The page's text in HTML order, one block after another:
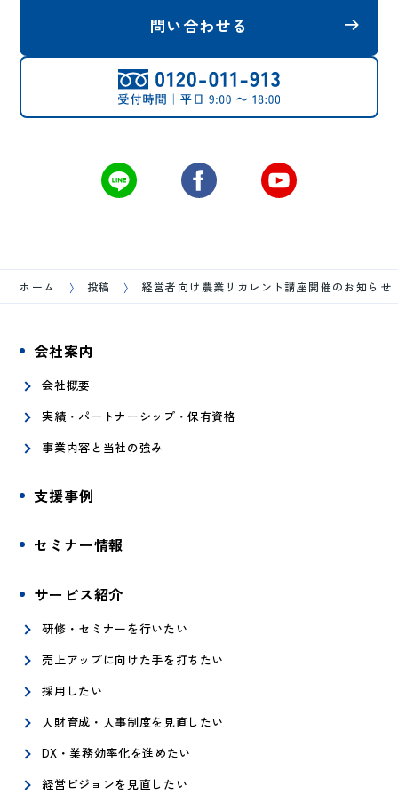
問い合わせる
ホーム 投稿 経営者向け農業リカレント講座開催のお知らせ
会社案内
会社概要
実績・パートナーシップ・保有資格
事業内容と当社の強み
支援事例
セミナー情報
サービス紹介
研修・セミナーを行いたい
売上アップに向けた手を打ちたい
採用したい
人財育成・人事制度を見直したい
DX・業務効率化を進めたい
経営ビジョンを見直したい